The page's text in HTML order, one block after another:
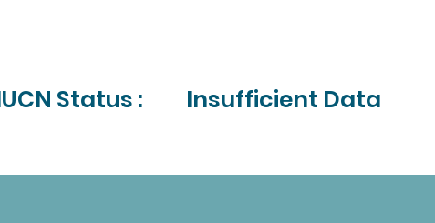
Insufficient Data
Status :